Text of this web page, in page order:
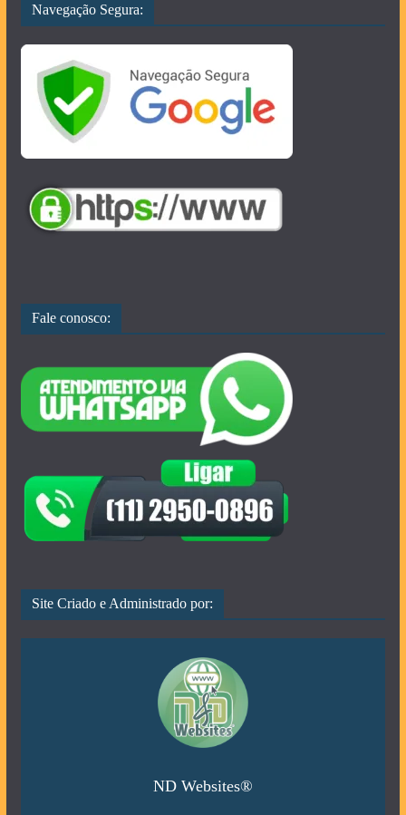
Navegação Segura:
Fale conosco:
Site Criado e Administrado por:
ND Websites®